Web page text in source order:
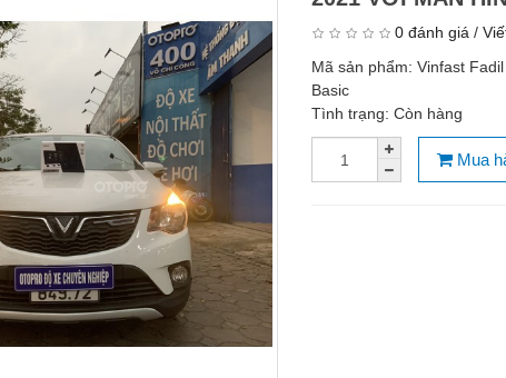
0 đánh giá /
Mã sản phẩm: Vinfast
Basic
Tình trạng: Còn hàng
Mua